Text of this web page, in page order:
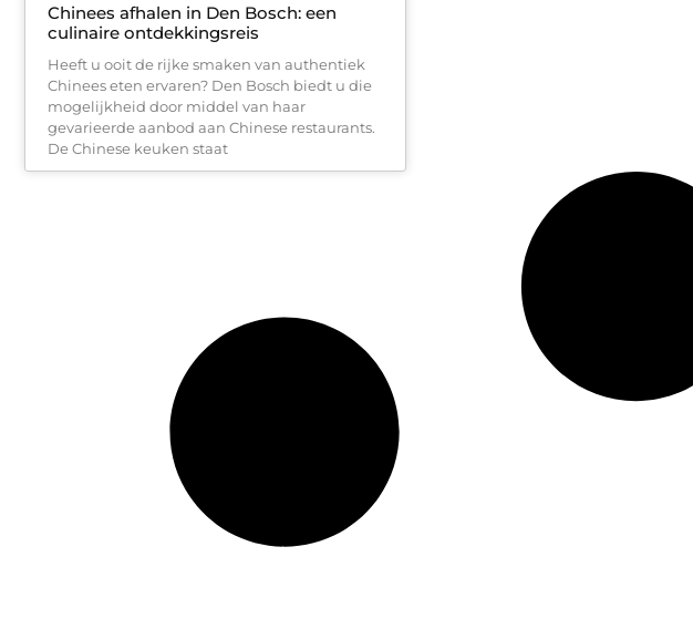
Chinees afhalen in Den Bosch: een
culinaire ontdekkingsreis
Heeft u ooit de rijke smaken van authentiek
Chinees eten ervaren? Den Bosch biedt u die
mogelijkheid door middel van haar
gevarieerde aanbod aan Chinese restaurants.
De Chinese keuken staat